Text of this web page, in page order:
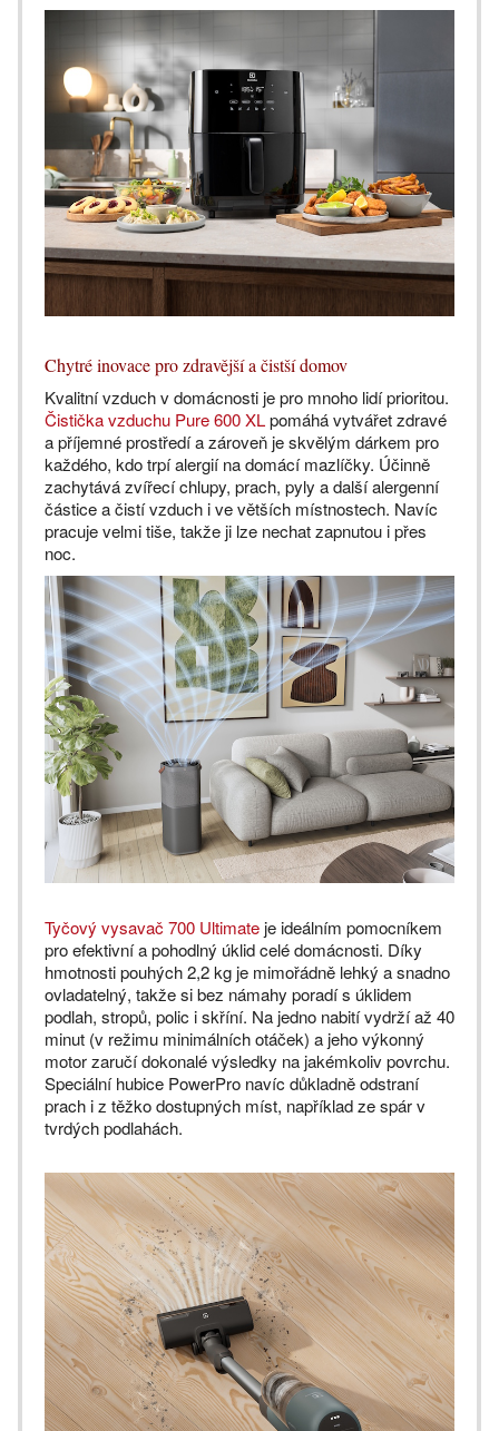
Chytré inovace pro zdravější a čistší domov
Kvalitní vzduch v domácnosti je pro mnoho lidí prioritou.
Čistička vzduchu Pure 600 XLpomáhá vytvářet zdravé
a příjemné prostředí a zároveň je skvělým dárkem pro
každého, kdo trpí alergií na domácí mazlíčky. Účinně
zachytává zvířecí chlupy, prach, pyly a další alergenní
částice a čistí vzduch i ve větších místnostech. Navíc
pracuje velmi tiše, takže ji lze nechat zapnutou i přes
noc.
Tyčový vysavač 700 Ultimate je ideálním pomocníkem
pro efektivní a pohodlný úklid celé domácnosti. Díky
hmotnosti pouhých 2,2 kg je mimořádně lehký a snadno
ovladatelný, takže si bez námahy poradí s úklidem
podlah, stropů, polic i skříní. Na jedno nabití vydrží až 40
minut (v režimu minimálních otáček) a jeho výkonný
motor zaručí dokonalé výsledky na jakémkoliv povrchu.
Speciální hubice PowerPro navíc důkladně odstraní
prach i z těžko dostupných míst, například ze spár v
tvrdých podlahách.